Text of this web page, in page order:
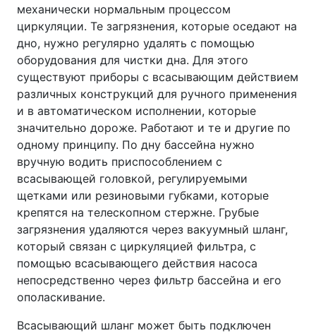
механически нормальным процессом
циркуляции. Те загрязнения, которые оседают на
дно, нужно регулярно удалять с помощью
оборудования для чистки дна. Для этого
существуют приборы с всасывающим действием
различных конструкций для ручного применения
и в автоматическом исполнении, которые
значительно дороже. Работают и те и другие по
одному принципу. По дну бассейна нужно
вручную водить приспособлением с
всасывающей головкой, регулируемыми
щетками или резиновыми губками, которые
крепятся на телескопном стержне. Грубые
загрязнения удаляются через вакуумный шланг,
который связан с циркуляцией фильтра, с
помощью всасывающего действия насоса
непосредственно через фильтр бассейна и его
ополаскивание.
Всасывающий шланг может быть подключен